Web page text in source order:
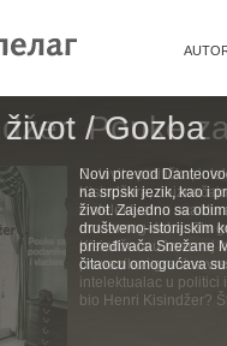
život / Gozba
Novi prevod
na srpski jezik, kao i
život. Zajedno sa
društveno-istorijskim
priređivača Snežane
čitaocu omogućava